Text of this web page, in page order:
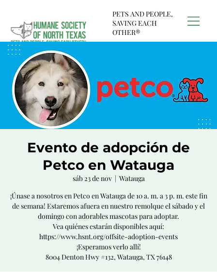
PETS AND PEOPLE,
SAVING EACH
OTHER®
Evento de adopción de
Petco en Watauga
sáb 23 de nov
  |
Watauga
¡Únase a nosotros en Petco en Watauga de 10 a. m. a 3 p. m. este fin
de semana! Estaremos afuera en nuestro remolque el sábado y el
domingo con adorables mascotas para adoptar.
Vea quiénes estarán disponibles aquí:
https://www.hsnt.org/offsite-adoption-events
¡Esperamos verlo allí!
8004 Denton Hwy #132, Watauga, TX 76148